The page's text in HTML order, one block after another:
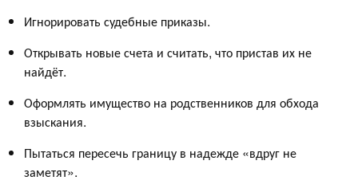
Игнорировать судебные приказы.
Открывать новые счета и считать, что пристав их не
найдёт.
Оформлять имущество на родственников для обхода
взыскания.
Пытаться пересечь границу в надежде «вдруг не
заметят».